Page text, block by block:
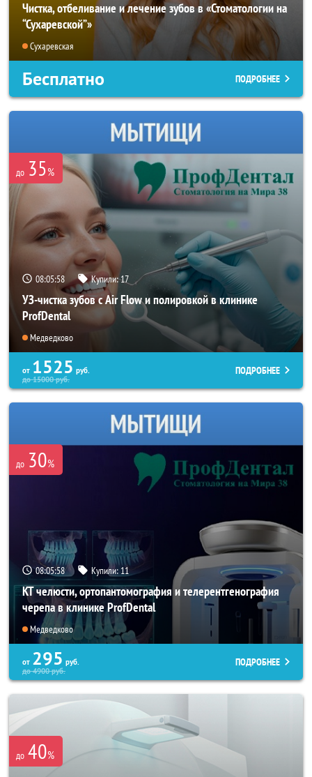
Чистка, отбеливание и лечение зубов в «Стоматологии на
“Сухаревской”»
Сухаревская
Бесплатно ПОДРОБНЕЕ
до 35%
08:05:55 Купили:17
УЗ-чистка зубов с Air Flow и полировкой в клинике
ProfDental
Медведково
от 1525 руб.
до15000руб.
ПОДРОБНЕЕ
до 30%
08:05:55 Купили: 11
КТ челюсти, ортопантомография и телерентгенография
черепа в клинике ProfDental
Медведково
от 295 руб.
до4900руб.
ПОДРОБНЕЕ
до 40%